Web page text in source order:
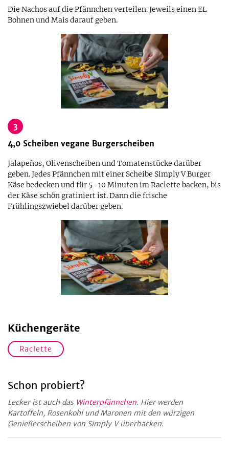
Die Nachos auf die Pfännchen verteilen. Jeweils einen EL
Bohnen und Mais darauf geben.
3
4,0 Scheiben vegane Burgerscheiben
Jalapeños, Olivenscheiben und Tomatenstücke darüber
geben. Jedes Pfännchen mit einer Scheibe Simply V Burger
Käse bedecken und für 5–10 Minuten im Raclette backen, bis
der Käse schön gratiniert ist. Dann die frische
Frühlingszwiebel darüber geben.
Küchengeräte
Raclette
Schon probiert?
Lecker ist auch das Winterpfännchen. Hier werden
Kartoffeln, Rosenkohl und Maronen mit den würzigen
Genießerscheiben von Simply V überbacken.